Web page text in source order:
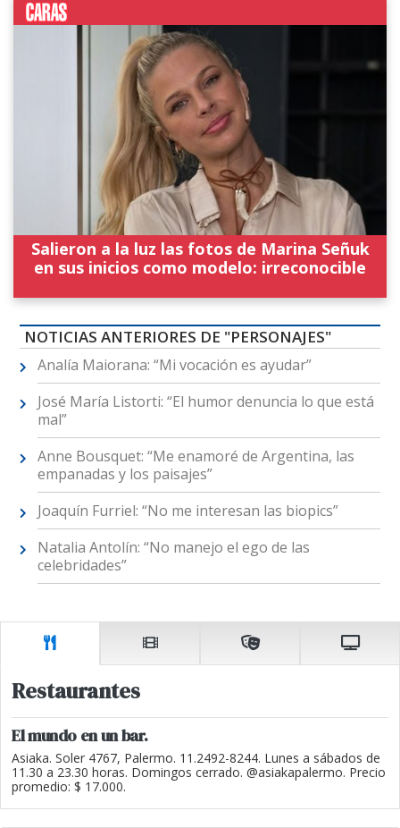
Salieron a la luz las fotos de Marina Señuk
en sus inicios como modelo: irreconocible
NOTICIAS ANTERIORES DE "PERSONAJES"
Analía Maiorana: “Mi vocación es ayudar”
José María Listorti: “El humor denuncia lo que está
mal”
Anne Bousquet: “Me enamoré de Argentina, las
empanadas y los paisajes”
Joaquín Furriel: “No me interesan las biopics”
Natalia Antolín: “No manejo el ego de las
celebridades”
Restaurantes
El mundo en un bar.
Asiaka. Soler 4767, Palermo. 11.2492-8244. Lunes a sábados de
11.30 a 23.30 horas. Domingos cerrado. @asiakapalermo. Precio
promedio: $ 17.000.